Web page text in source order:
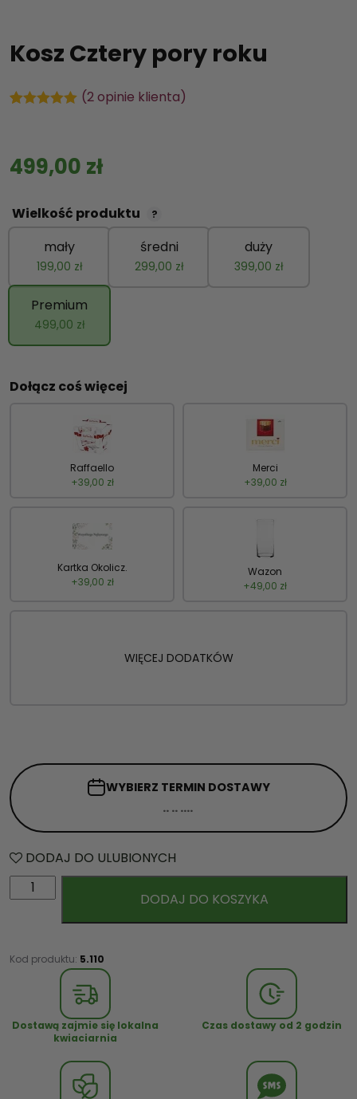
Kosz Cztery pory roku
klientów
(2opinie klienta)
Wielkość produktu ?
199,00 zł
mały
299,00 zł
średni
399,00 zł
duży
499,00 zł
Premium
499,00 zł
Dołącz coś więcej
Raffaello
+39,00 zł
Merci
+39,00 zł
Kartka Okolicz.
+39,00 zł
Wazon
+49,00 zł
WIĘCEJ DODATKÓW
WYBIERZ TERMIN DOSTAWY
DODAJ DO ULUBIONYCH
l
ć
s
DODAJ DO KOSZYKA
Kod produktu: 5.110
Dostawą zajmie się lokalna
kwiaciarnia
Czas dostawy od 2 godzin